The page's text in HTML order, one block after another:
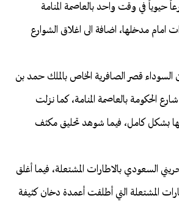
حيوياً في وقت واحد بالعاصمة المنامة
امام مدخلها، اضافة الى اغلاق الشوارع
قصر الصافرية الخاص بالملك حمد بن
الحكومة بالعاصمة المنامة، كما نزلت
بشكل كامل، فيما شوهد تحليق مكثف
السعودي بالاطارات المشتعلة، فيما أغلق
المشتعلة التي أطلقت أعمدة دخان كثيفة